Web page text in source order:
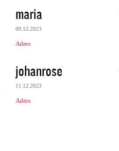
K
o
m
e
n
t
a
r
maria
09.12.2023
Adres
johanrose
11.12.2023
Adres